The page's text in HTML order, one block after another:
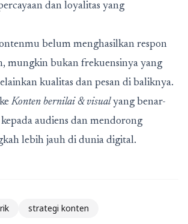
dan loyalitas yang
belum menghasilkan respon
mungkin bukan frekuensinya yang
kualitas dan pesan di baliknya.
Konten bernilai & visualyang benar-
audiens dan mendorong
lebih jauh di dunia digital.
strategi konten